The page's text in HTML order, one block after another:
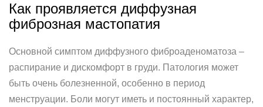
Как проявляется диффузная
фиброзная мастопатия
Основной симптом диффузного фиброаденоматоза –
распирание и дискомфорт в груди. Патология может
быть очень болезненной, особенно в период
менструации. Боли могут иметь и постоянный характер,